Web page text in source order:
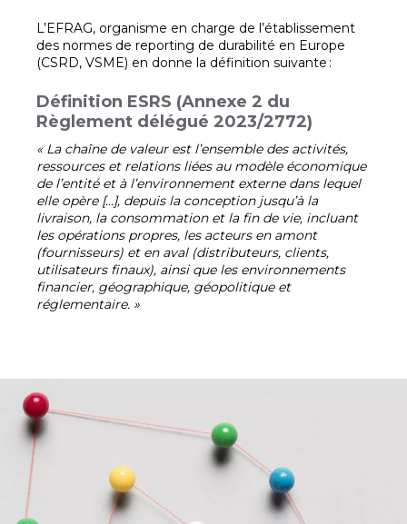
L’EFRAG, organisme en charge de l’établissement
des normes de reporting de durabilité en Europe
(CSRD, VSME) en donne la définition suivante :
Définition ESRS (Annexe 2 du
Règlement délégué 2023/2772)
« La chaîne de valeur est l’ensemble des activités,
ressources et relations liées au modèle économique
de l’entité et à l’environnement externe dans lequel
elle opère […], depuis la conception jusqu’à la
livraison, la consommation et la fin de vie, incluant
les opérations propres, les acteurs en amont
(fournisseurs) et en aval (distributeurs, clients,
utilisateurs finaux), ainsi que les environnements
financier, géographique, géopolitique et
réglementaire. »